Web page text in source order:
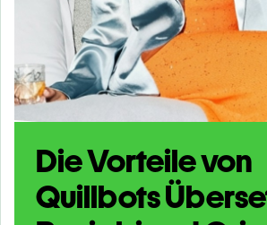
Die Vorteile von
Quillbots